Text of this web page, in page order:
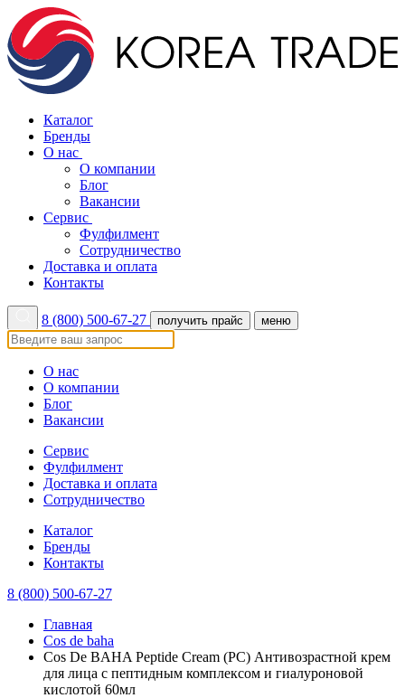
Каталог
Бренды
О нас
О компании
Блог
Вакансии
Сервис
Фулфилмент
Сотрудничество
Доставка и оплата
Контакты
8 (800) 500-67-27 получить прайс меню
О нас
О компании
Блог
Вакансии
Сервис
Фулфилмент
Доставка и оплата
Сотрудничество
Каталог
Бренды
Контакты
8 (800) 500-67-27
Главная
Cos de baha
Cos De BAHA Peptide Cream (PC) Антивозрастной крем
для лица с пептидным комплексом и гиалуроновой
кислотой 60мл